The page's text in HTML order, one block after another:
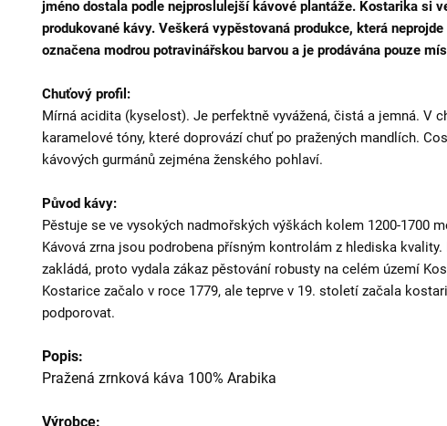
jméno dostala podle nejproslulejší kávové plantáže. Kostarika si
produkované kávy. Veškerá vypěstovaná produkce, která
označena modrou potravinářskou barvou a je prodávána pouze
Chuťový profil:
Mírná acidita (kyselost). Je perfektně vyvážená, čistá a jemná. V
karamelové tóny, které doprovází chuť po pražených mandlích.
kávových gurmánů zejména ženského pohlaví.
Původ kávy:
Pěstuje se ve vysokých nadmořských výškách kolem 1200-1700
Kávová zrna jsou podrobena přísným kontrolám z hlediska
zakládá, proto vydala zákaz pěstování robusty na celém území
Kostarice začalo v roce 1779, ale teprve v 19. století začala
podporovat.
Popis:
Pražená zrnková káva 100% Arabika
Výrobce: